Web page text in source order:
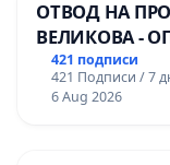
ОТВОД НА
ВЕЛИКОВА -
421 подписи
421 Подписи / 7
6 Aug 2026